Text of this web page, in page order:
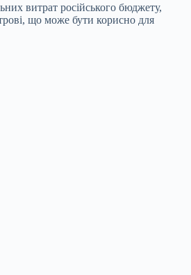
витрат російського бюджету,
що може бути корисно для